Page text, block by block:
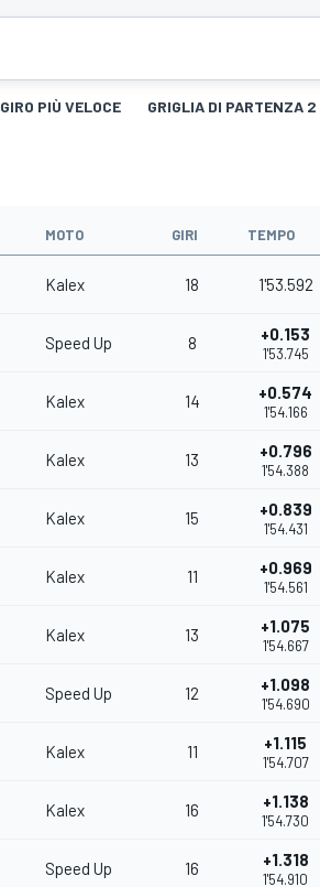
GIRO PIÙ VELOCE GRIGLIA DI PARTENZA 2
MOTO GIRI TEMPO
Kalex 18 1'53.592
Speed Up 8 +0.153
1'53.745
Kalex 14 +0.574
1'54.166
Kalex 13 +0.796
1'54.388
Kalex 15 +0.839
1'54.431
Kalex 11 +0.969
1'54.561
Kalex 13 +1.075
1'54.667
Speed Up 12 +1.098
1'54.690
Kalex 11 +1.115
1'54.707
Kalex 16 +1.138
1'54.730
Speed Up 16 +1.318
1'54.910